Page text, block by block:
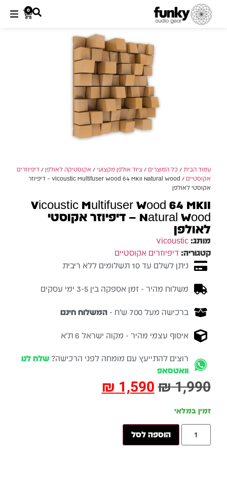
0
עמוד הבית / כל המוצרים /ציוד אולפן מקצועי / אקוסטיקה לאולפן /דיפיוזרים
אקוסטיים
/ Vicoustic Multifuser Wood 64 MKII Natural Wood – דיפיוזר
אקוסטי לאולפן
Vicoustic Multifuser Wood 64 MKII
Natural Wood – דיפיוזר אקוסטי
לאולפן
מותג:Vicoustic
קטגוריה:דיפיוזרים אקוסטיים
ניתן לשלם עד 10 תשלומים ללא ריבית
משלוח מהיר - זמן אספקה בין 3-5 ימי עסקים
ברכישה מעל 700 ש״ח - המשלוח חינם
איסוף עצמי מהיר - מקוה ישראל 6 ת״א
רוצים להתייעץ עם מומחה לפני הרכישה? שלח לנו
וואטסאפ
₪1,990
₪1,590
זמין במלאי
הוספה לסל